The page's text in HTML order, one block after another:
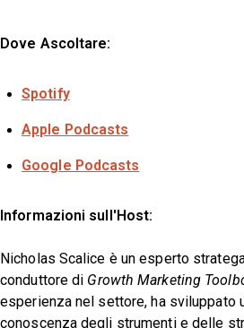
Dove Ascoltare:
Spotify
Apple Podcasts
Google Podcasts
Informazioni sull'Host:
Nicholas Scalice è un esperto
conduttore di Growth Marketing
esperienza nel settore, ha sviluppato
conoscenza degli strumenti e delle